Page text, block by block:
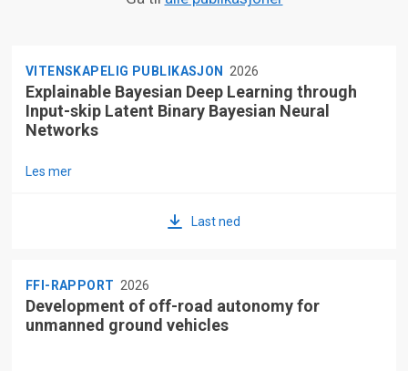
VITENSKAPELIG PUBLIKASJON 2026
Explainable Bayesian Deep Learning through
Input-skip Latent Binary Bayesian Neural
Networks
Les mer
Last ned
FFI-RAPPORT 2026
Development of off-road autonomy for
unmanned ground vehicles